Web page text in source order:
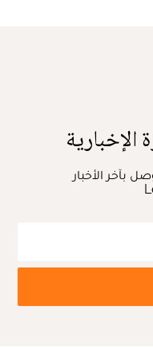
الإخبارية
بآخر الأخبار